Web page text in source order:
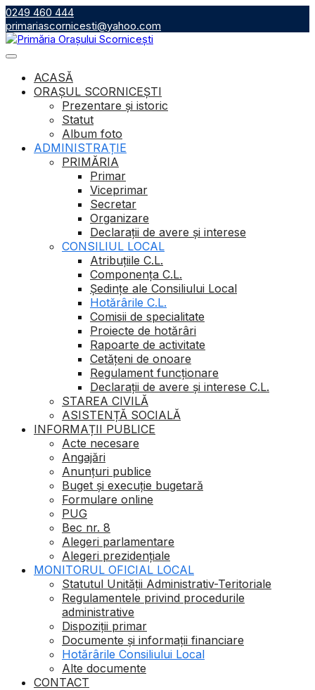
Skip
to
content
0249 460 444
primariascornicesti@yahoo.com
ACASĂ
ORAȘUL SCORNICEȘTI
Prezentare și istoric
Statut
Album foto
ADMINISTRAȚIE
PRIMĂRIA
Primar
Viceprimar
Secretar
Organizare
Declarații de avere și interese
CONSILIUL LOCAL
Atribuţiile C.L.
Componenţa C.L.
Ședințe ale Consiliului Local
Hotărârile C.L.
Comisii de specialitate
Proiecte de hotărâri
Rapoarte de activitate
Cetățeni de onoare
Regulament funcționare
Declarații de avere și interese C.L.
STAREA CIVILĂ
ASISTENȚĂ SOCIALĂ
INFORMAȚII PUBLICE
Acte necesare
Angajări
Anunțuri publice
Buget şi execuţie bugetară
Formulare online
PUG
Bec nr. 8
Alegeri parlamentare
Alegeri prezidențiale
MONITORUL OFICIAL LOCAL
Statutul Unității Administrativ-Teritoriale
Regulamentele privind procedurile
administrative
Dispoziții primar
Documente și informații financiare
Hotărârile Consiliului Local
Alte documente
CONTACT